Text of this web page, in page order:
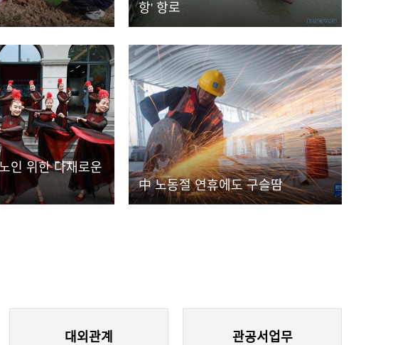
항' 항로
인 위한 다채로운
中 노동절 연휴에도 구슬땀
대외관계 관공서업무